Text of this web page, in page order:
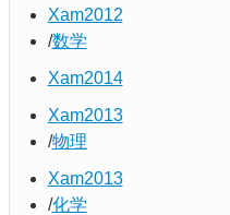
Xam2012
数学
Xam2014
Xam2013
物理
Xam2013
化学